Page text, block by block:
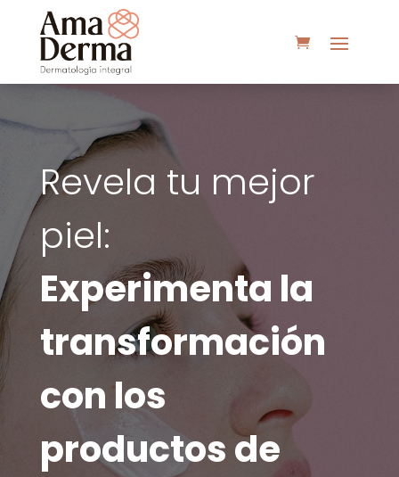
Revela tu mejor
piel:
Experimenta la
transformación
con los
productos de